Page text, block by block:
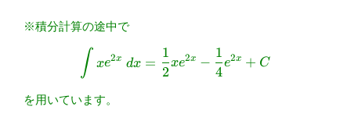
※積分計算の途中で
\displaystyle \int
∫ xe2x dx =
2
1
xe2x −
4
1
e2x + C
を用いています。